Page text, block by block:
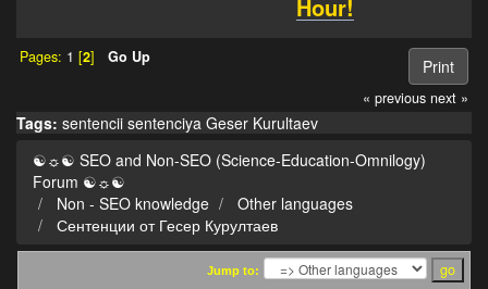
Hour!
Print
Pages: 1 [2] Go Up
« previous next »
Tags: sentencii sentenciya Geser Kurultaev
☯☼☯ SEO and Non-SEO (Science-Education-Omnilogy)
Forum ☯☼☯
Non - SEO knowledge
Other languages
Сентенции от Гесер Курултаев
Jump to: